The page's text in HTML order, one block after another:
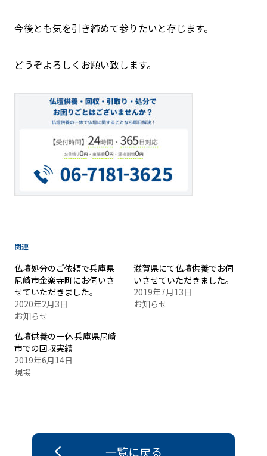
今後とも気を引き締めて参りたいと存じます。
どうぞよろしくお願い致します。
関連
仏壇処分のご依頼で兵庫県
尼崎市金楽寺町にお伺いさ
せていただきました。
2020年2月3日
お知らせ
滋賀県にて仏壇供養でお伺
いさせていただきました。
2019年7月13日
お知らせ
仏壇供養の一休 兵庫県尼崎
市での回収実績
2019年6月14日
現場
一覧に戻る